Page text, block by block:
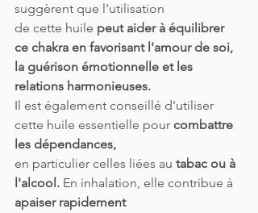
suggèrent que l'utilisation
de cette huile peut aider à équilibrer
ce chakra en favorisant l'amour de soi,
la guérison émotionnelle et les
relations harmonieuses.
Il est également conseillé d'utiliser
cette huile essentielle pour combattre
les dépendances,
en particulier celles liées au tabac ou à
l'alcool. En inhalation, elle contribue à
apaiser rapidement